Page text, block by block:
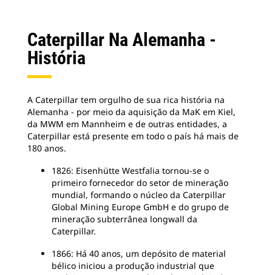
Caterpillar Na Alemanha -
História
A Caterpillar tem orgulho de sua rica história na
Alemanha - por meio da aquisição da MaK em Kiel,
da MWM em Mannheim e de outras entidades, a
Caterpillar está presente em todo o país há mais de
180 anos.
1826: Eisenhütte Westfalia tornou-se o
primeiro fornecedor do setor de mineração
mundial, formando o núcleo da Caterpillar
Global Mining Europe GmbH e do grupo de
mineração subterrânea longwall da
Caterpillar.
1866: Há 40 anos, um depósito de material
bélico iniciou a produção industrial que